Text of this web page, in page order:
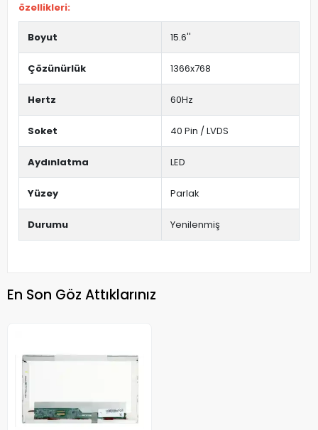
özellikleri:
Boyut 15.6''
Çözünürlük 1366x768
Hertz 60Hz
Soket 40 Pin / LVDS
Aydınlatma LED
Yüzey Parlak
Durumu Yenilenmiş
En Son Göz Attıklarınız